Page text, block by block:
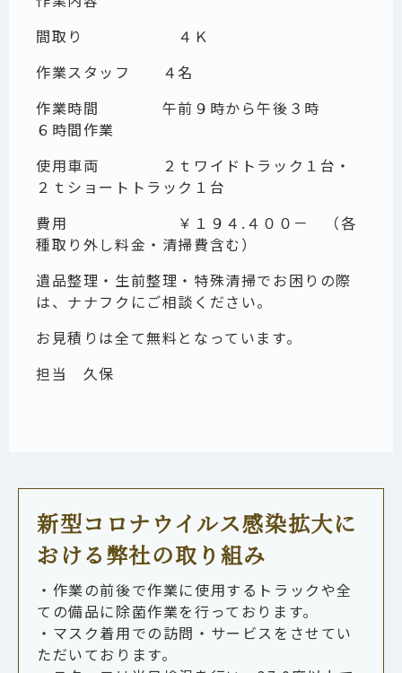
間取り ４Ｋ
作業スタッフ ４名
作業時間 午前９時から午後３時
６時間作業
使用車両 ２ｔワイドトラック１台・
２ｔショートトラック１台
費用 ￥１９４.４００－ （各
種取り外し料金・清掃費含む）
遺品整理・生前整理・特殊清掃でお困りの際
は、ナナフクにご相談ください。
お見積りは全て無料となっています。
担当 久保
新型コロナウイルス感染拡大に
おける弊社の取り組み
・作業の前後で作業に使用するトラックや全
ての備品に除菌作業を行っております。
・マスク着用での訪問・サービスをさせてい
ただいております。